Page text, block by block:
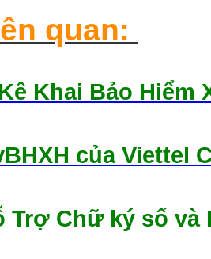
quan:
Khai Bảo Hiểm
của Viettel
Trợ Chữ ký số và